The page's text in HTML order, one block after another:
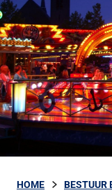
HOME
BESTUUR